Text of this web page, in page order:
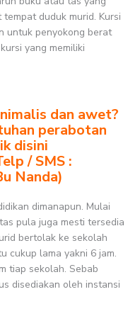
duduk murid. Kursi
untuk penyokong berat
yang memiliki
dan awet?
perabotan
disini
/ SMS :
Nanda)
dimanapun. Mulai
pula juga mesti tersedia
bertolak ke sekolah
cukup lama yakni 6 jam.
tiap sekolah. Sebab
disediakan oleh instansi